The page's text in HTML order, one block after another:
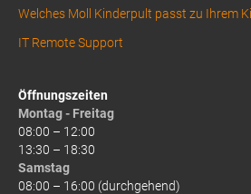
Welches Moll Kinderpult passt zu Ihrem
IT Remote Support
Öffnungszeiten
Montag - Freitag
08:00 – 12:00
13:30 – 18:30
Samstag
08:00 – 16:00 (durchgehend)